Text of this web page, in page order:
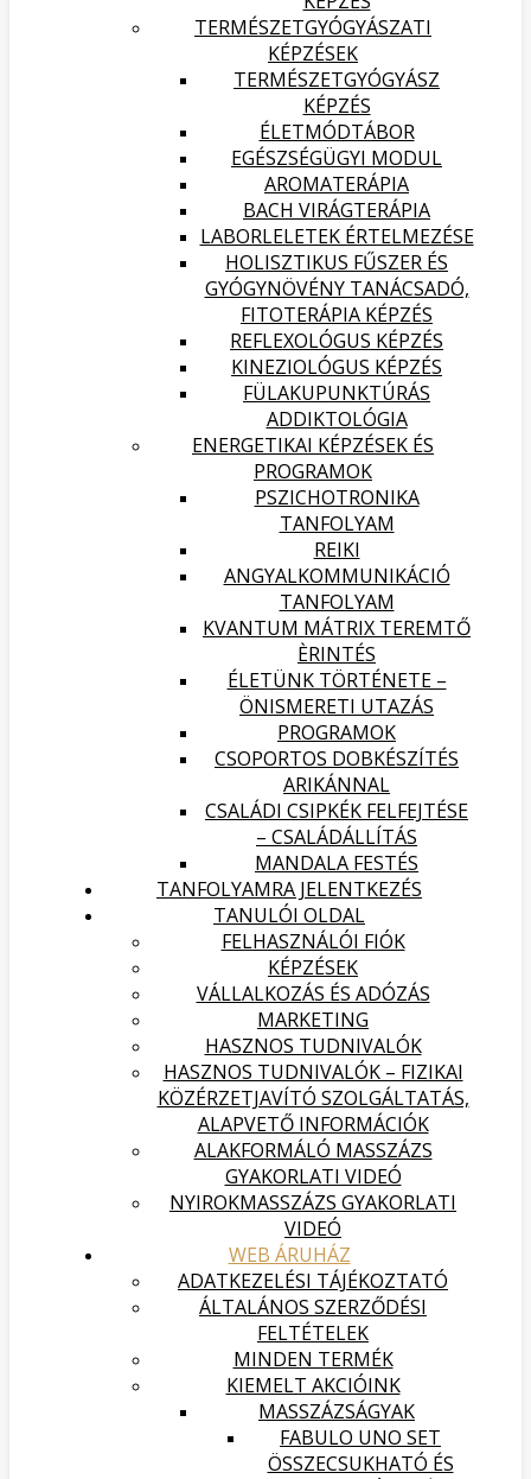
TERMÉSZETGYÓGYÁSZATI
KÉPZÉSEK
TERMÉSZETGYÓGYÁSZ
KÉPZÉS
ÉLETMÓDTÁBOR
EGÉSZSÉGÜGYI MODUL
AROMATERÁPIA
BACH VIRÁGTERÁPIA
LABORLELETEK ÉRTELMEZÉSE
HOLISZTIKUS FŰSZER ÉS
GYÓGYNÖVÉNY TANÁCSADÓ,
FITOTERÁPIA KÉPZÉS
REFLEXOLÓGUS KÉPZÉS
KINEZIOLÓGUS KÉPZÉS
FÜLAKUPUNKTÚRÁS
ADDIKTOLÓGIA
ENERGETIKAI KÉPZÉSEK ÉS
PROGRAMOK
PSZICHOTRONIKA
TANFOLYAM
REIKI
ANGYALKOMMUNIKÁCIÓ
TANFOLYAM
KVANTUM MÁTRIX TEREMTŐ
ÈRINTÉS
ÉLETÜNK TÖRTÉNETE –
ÖNISMERETI UTAZÁS
PROGRAMOK
CSOPORTOS DOBKÉSZÍTÉS
ARIKÁNNAL
CSALÁDI CSIPKÉK FELFEJTÉSE
– CSALÁDÁLLÍTÁS
MANDALA FESTÉS
TANFOLYAMRA JELENTKEZÉS
TANULÓI OLDAL
FELHASZNÁLÓI FIÓK
KÉPZÉSEK
VÁLLALKOZÁS ÉS ADÓZÁS
MARKETING
HASZNOS TUDNIVALÓK
HASZNOS TUDNIVALÓK – FIZIKAI
KÖZÉRZETJAVÍTÓ SZOLGÁLTATÁS,
ALAPVETŐ INFORMÁCIÓK
ALAKFORMÁLÓ MASSZÁZS
GYAKORLATI VIDEÓ
NYIROKMASSZÁZS GYAKORLATI
VIDEÓ
WEB ÁRUHÁZ
ADATKEZELÉSI TÁJÉKOZTATÓ
ÁLTALÁNOS SZERZŐDÉSI
FELTÉTELEK
MINDEN TERMÉK
KIEMELT AKCIÓINK
MASSZÁZSÁGYAK
FABULO UNO SET
ÖSSZECSUKHATÓ ÉS